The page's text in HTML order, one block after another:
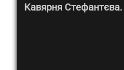
Кавярня Стефантєва.